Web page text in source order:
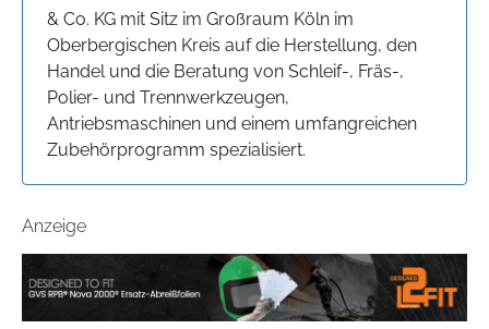
& Co. KG mit Sitz im Großraum Köln im
Oberbergischen Kreis auf die Herstellung, den
Handel und die Beratung von Schleif-, Fräs-,
Polier- und Trennwerkzeugen,
Antriebsmaschinen und einem umfangreichen
Zubehörprogramm spezialisiert.
Anzeige